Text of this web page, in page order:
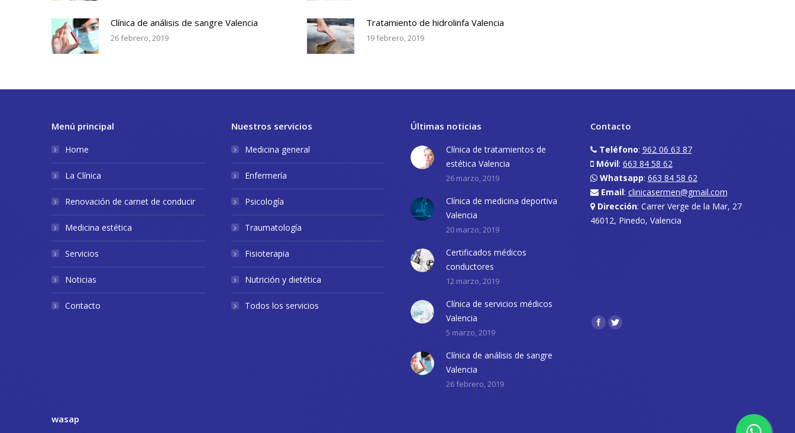
Clínica de análisis de sangre Valencia
26 febrero, 2019
Tratamiento de hidrolinfa Valencia
19 febrero, 2019
Menú principal
Home
La Clínica
Renovación de carnet de conducir
Medicina estética
Servicios
Noticias
Contacto
Nuestros servicios
Medicina general
Enfermería
Psicología
Traumatología
Fisioterapia
Nutrición y dietética
Todos los servicios
Últimas noticias
Clínica de tratamientos de
estética Valencia
26 marzo, 2019
Clínica de medicina deportiva
Valencia
20 marzo, 2019
Certificados médicos
conductores
12 marzo, 2019
Clínica de servicios médicos
Valencia
5 marzo, 2019
Clínica de análisis de sangre
Valencia
26 febrero, 2019
Contacto
Teléfono: 962 06 63 87
Móvil: 663 84 58 62
Whatsapp: 663 84 58 62
Email: clinicasermen@gmail.com
Dirección: Carrer Verge de la Mar, 27
46012, Pinedo, Valencia
Encuéntranos en:
wasap